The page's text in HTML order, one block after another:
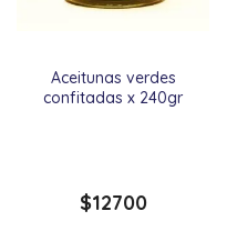
Aceitunas verdes
confitadas x 240gr
$12700